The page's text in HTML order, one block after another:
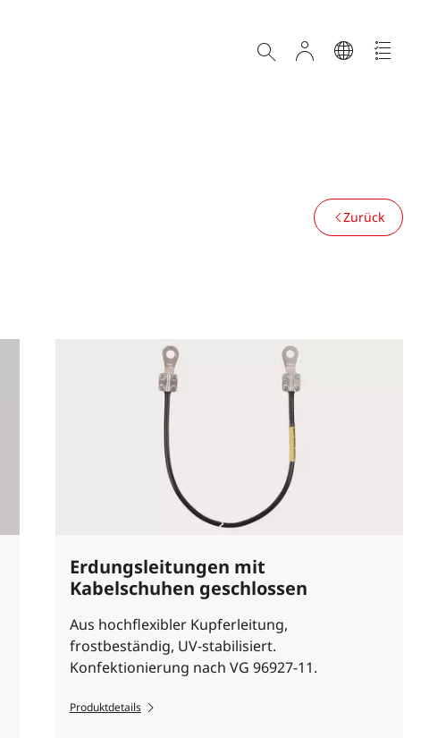
Zurück
Erdungsleitungen mit
Kabelschuhen geschlossen
Aus hochflexibler Kupferleitung,
frostbeständig, UV-stabilisiert.
Konfektionierung nach VG 96927-11.
Produktdetails